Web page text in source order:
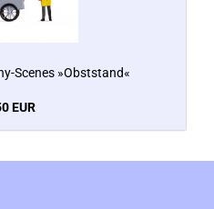
Scenes »Obststand«
EUR